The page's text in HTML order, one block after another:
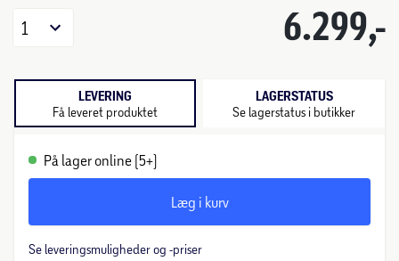
6.299,-
1
LEVERING
Få leveret produktet
LAGERSTATUS
Se lagerstatus i butikker
På lager online (5+)
Læg i kurv
Se leveringsmuligheder og -priser